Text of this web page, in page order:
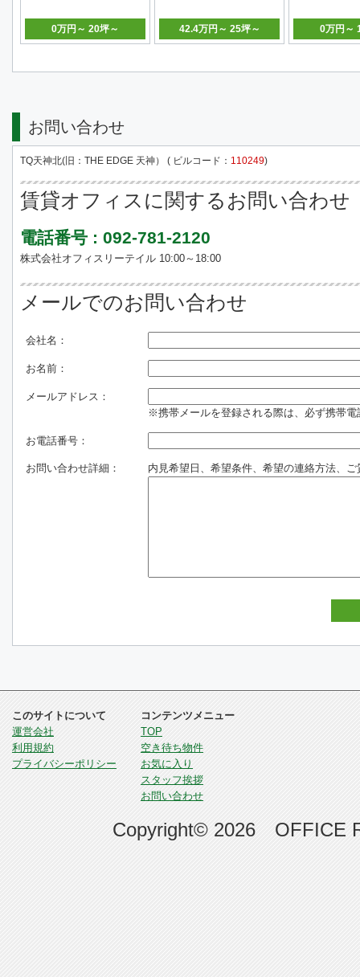
0万円～ 20坪～ 42.4万円～ 25坪～ 0万円～
お問い合わせ
TQ天神北(旧：THE EDGE 天神） ( ビルコード： 110249)
賃貸オフィスに関するお問い合わせ
電話番号 : 092-781-2120
株式会社オフィスリーテイル 10:00～18:00
メールでのお問い合わせ
会社名：
お名前：
メールアドレス：
※携帯メールを登録される際は、必ず携帯
お電話番号：
お問い合わせ詳細： 内見希望日、希望条件、希望の連絡方法、ご
このサイトについて
運営会社
利用規約
プライバシーポリシー
コンテンツメニュー
TOP
空き待ち物件
お気に入り
スタッフ挨拶
お問い合わせ
Copyright© 2026 OFFICE